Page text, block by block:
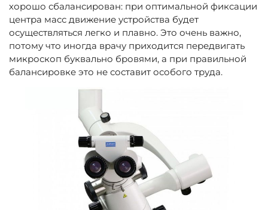
хорошо сбалансирован: при оптимальной фиксации
центра масс движение устройства будет
осуществляться легко и плавно. Это очень важно,
потому что иногда врачу приходится передвигать
микроскоп буквально бровями, а при правильной
балансировке это не составит особого труда.